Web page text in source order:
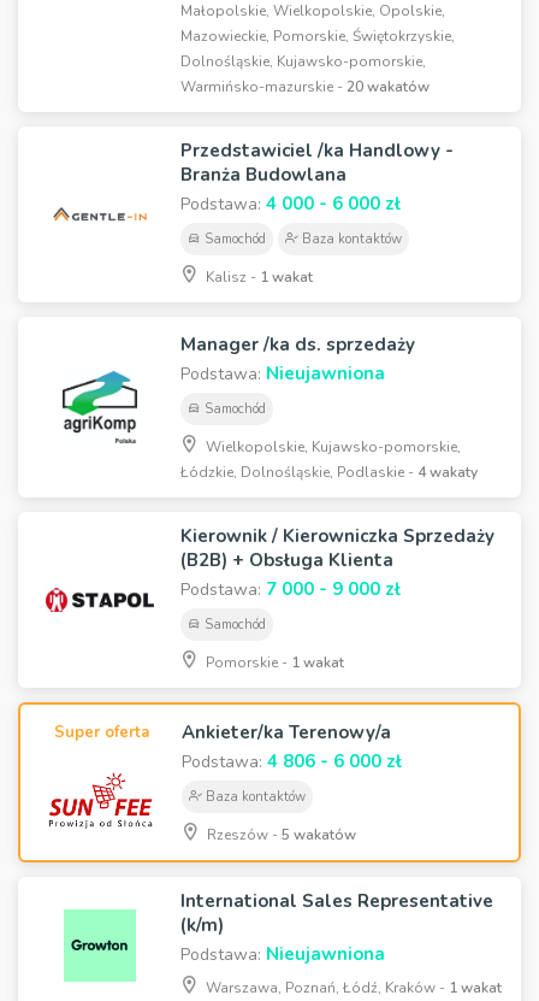
Małopolskie, Wielkopolskie, Opolskie,
Mazowieckie, Pomorskie, Świętokrzyskie,
Dolnośląskie, Kujawsko-pomorskie,
Warmińsko-mazurskie -20 wakatów
Przedstawiciel /ka Handlowy -
Branża Budowlana
Podstawa: 4 000 - 6 000 zł
Samochód Baza kontaktów
Kalisz - 1 wakat
Manager /ka ds. sprzedaży
Podstawa: Nieujawniona
Samochód
Wielkopolskie, Kujawsko-pomorskie,
Łódzkie, Dolnośląskie, Podlaskie - 4 wakaty
Kierownik / Kierowniczka Sprzedaży
(B2B) + Obsługa Klienta
Podstawa: 7 000 - 9 000 zł
Samochód
Pomorskie - 1 wakat
Super oferta Ankieter/ka Terenowy/a
Podstawa: 4 806 - 6 000 zł
Baza kontaktów
Rzeszów -5 wakatów
International Sales Representative
(k/m)
Podstawa: Nieujawniona
Warszawa, Poznań, Łódź, Kraków - 1 wakat